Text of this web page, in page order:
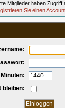
Mitglieder haben Zugriff
Sie einen Account
bleiben: